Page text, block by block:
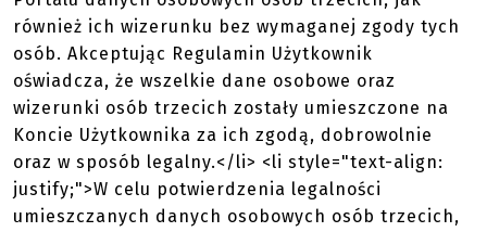
również ich wizerunku bez wymaganej zgody tych
osób. Akceptując Regulamin Użytkownik
oświadcza, że wszelkie dane osobowe oraz
wizerunki osób trzecich zostały umieszczone na
Koncie Użytkownika za ich zgodą, dobrowolnie
oraz w sposób legalny.</li> <li style="text-align:
justify;">W celu potwierdzenia legalności
umieszczanych danych osobowych osób trzecich,